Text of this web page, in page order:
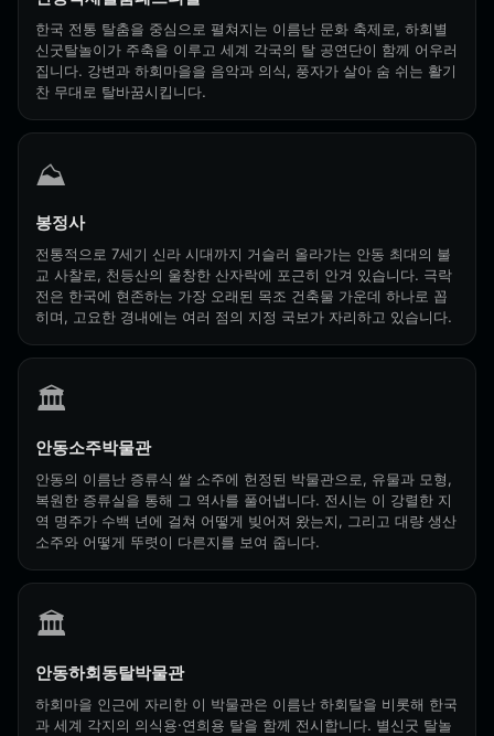
한국 전통 탈춤을 중심으로 펼쳐지는 이름난 문화 축제로, 하회별
신굿탈놀이가 주축을 이루고 세계 각국의 탈 공연단이 함께 어우러
집니다. 강변과 하회마을을 음악과 의식, 풍자가 살아 숨 쉬는 활기
찬 무대로 탈바꿈시킵니다.
⛰️
봉정사
전통적으로 7세기 신라 시대까지 거슬러 올라가는 안동 최대의 불
교 사찰로, 천등산의 울창한 산자락에 포근히 안겨 있습니다. 극락
전은 한국에 현존하는 가장 오래된 목조 건축물 가운데 하나로 꼽
히며, 고요한 경내에는 여러 점의 지정 국보가 자리하고 있습니다.
🏛️
안동소주박물관
안동의 이름난 증류식 쌀 소주에 헌정된 박물관으로, 유물과 모형,
복원한 증류실을 통해 그 역사를 풀어냅니다. 전시는 이 강렬한 지
역 명주가 수백 년에 걸쳐 어떻게 빚어져 왔는지, 그리고 대량 생산
소주와 어떻게 뚜렷이 다른지를 보여 줍니다.
🏛️
안동하회동탈박물관
하회마을 인근에 자리한 이 박물관은 이름난 하회탈을 비롯해 한국
과 세계 각지의 의식용·연희용 탈을 함께 전시합니다. 별신굿 탈놀